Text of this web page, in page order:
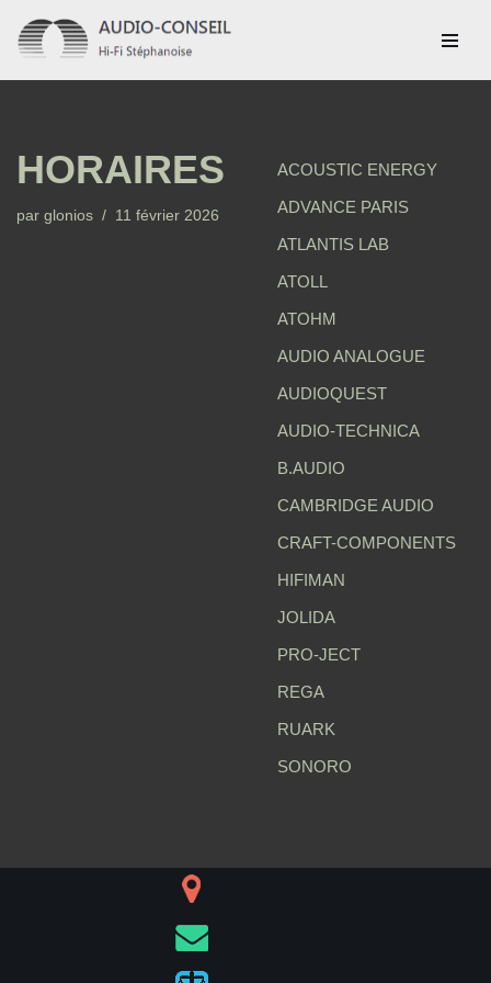
Aller
au
HORAIRES
par glonios 11 février 2026
ACOUSTIC ENERGY
ADVANCE PARIS
ATLANTIS LAB
ATOLL
ATOHM
AUDIO ANALOGUE
AUDIOQUEST
AUDIO-TECHNICA
B.AUDIO
CAMBRIDGE AUDIO
CRAFT-COMPONENTS
HIFIMAN
JOLIDA
PRO-JECT
REGA
RUARK
SONORO